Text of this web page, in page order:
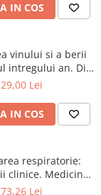
IN COS
vinului si a berii
intregului an. Din
plante de sezon
29,00 Lei
IN COS
respiratorie:
clinice. Medicina
medicala
73,26 Lei